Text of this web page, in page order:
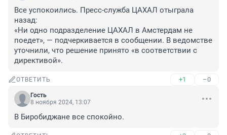
Все успокоились. Пресс-служба ЦАХАЛ отыграла
назад:
«Ни одно подразделение ЦАХАЛ в Амстердам не
поедет», — подчеркивается в сообщении. В ведомстве
уточнили, что решение принято «в соответствии с
директивой».
ОТВЕТИТЬ +1 –0
Гость
8 ноября 2024, 13:07
В Биробиджане все спокойно.